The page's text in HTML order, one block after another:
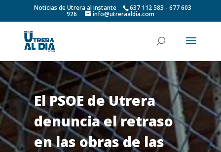
Noticias de Utrera al instante 637 112 583 - 677 603
926 info@utreraaldia.com
El PSOE de Utrera
denuncia el retraso
en las obras de las